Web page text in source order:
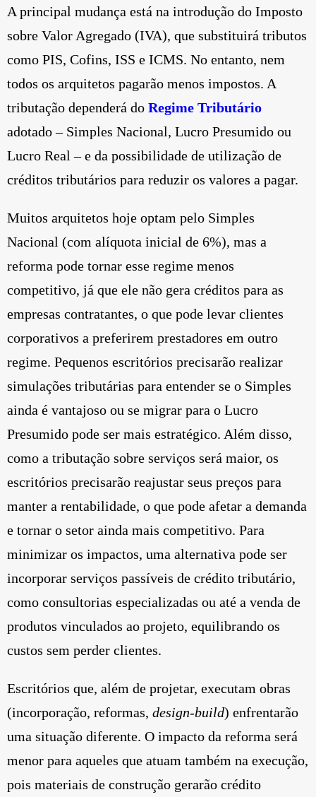
A principal mudança está na introdução do Imposto
sobre Valor Agregado (IVA), que substituirá tributos
como PIS, Cofins, ISS e ICMS. No entanto, nem
todos os arquitetos pagarão menos impostos. A
tributação dependerá do Regime Tributário
adotado – Simples Nacional, Lucro Presumido ou
Lucro Real – e da possibilidade de utilização de
créditos tributários para reduzir os valores a pagar.
Muitos arquitetos hoje optam pelo Simples
Nacional (com alíquota inicial de 6%), mas a
reforma pode tornar esse regime menos
competitivo, já que ele não gera créditos para as
empresas contratantes, o que pode levar clientes
corporativos a preferirem prestadores em outro
regime. Pequenos escritórios precisarão realizar
simulações tributárias para entender se o Simples
ainda é vantajoso ou se migrar para o Lucro
Presumido pode ser mais estratégico. Além disso,
como a tributação sobre serviços será maior, os
escritórios precisarão reajustar seus preços para
manter a rentabilidade, o que pode afetar a demanda
e tornar o setor ainda mais competitivo. Para
minimizar os impactos, uma alternativa pode ser
incorporar serviços passíveis de crédito tributário,
como consultorias especializadas ou até a venda de
produtos vinculados ao projeto, equilibrando os
custos sem perder clientes.
Escritórios que, além de projetar, executam obras
(incorporação, reformas, design-build) enfrentarão
uma situação diferente. O impacto da reforma será
menor para aqueles que atuam também na execução,
pois materiais de construção gerarão crédito